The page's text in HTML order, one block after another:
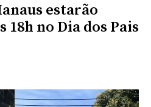
estarão
18h no Dia dos Pais